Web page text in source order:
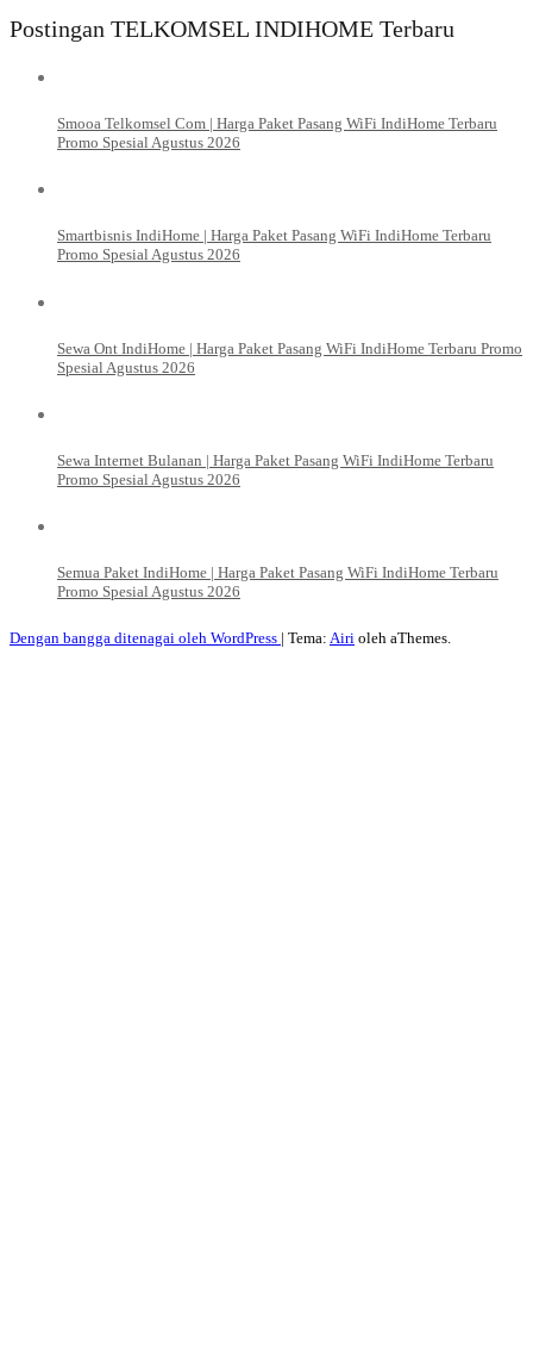
Postingan TELKOMSEL INDIHOME Terbaru
Smooa Telkomsel Com | Harga Paket Pasang WiFi IndiHome Terbaru
Promo Spesial Agustus 2026
Smartbisnis IndiHome | Harga Paket Pasang WiFi IndiHome Terbaru
Promo Spesial Agustus 2026
Sewa Ont IndiHome | Harga Paket Pasang WiFi IndiHome Terbaru Promo
Spesial Agustus 2026
Sewa Internet Bulanan | Harga Paket Pasang WiFi IndiHome Terbaru
Promo Spesial Agustus 2026
Semua Paket IndiHome | Harga Paket Pasang WiFi IndiHome Terbaru
Promo Spesial Agustus 2026
Dengan bangga ditenagai oleh WordPress | Tema: Airi oleh aThemes.